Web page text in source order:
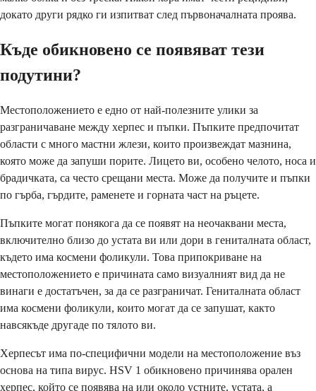
докато други рядко ги изпитват след първоначалната проява.
Къде обикновено се появяват тези
подутини?
Местоположението е едно от най-полезните улики за
разграничаване между херпес и пъпки. Пъпките предпочитат
области с много мастни жлези, които произвеждат мазнина,
която може да запуши порите. Лицето ви, особено челото, носа и
брадичката, са често срещани места. Може да получите и пъпки
по гърба, гърдите, раменете и горната част на ръцете.
Пъпките могат понякога да се появят на неочаквани места,
включително близо до устата ви или дори в гениталната област,
където има космени фоликули. Това припокриване на
местоположението е причината само визуалният вид да не
винаги е достатъчен, за да се разграничат. Гениталната област
има космени фоликули, които могат да се запушат, както
навсякъде другаде по тялото ви.
Херпесът има по-специфични модели на местоположение въз
основа на типа вирус. HSV 1 обикновено причинява орален
херпес, който се появява на или около устните, устата, а